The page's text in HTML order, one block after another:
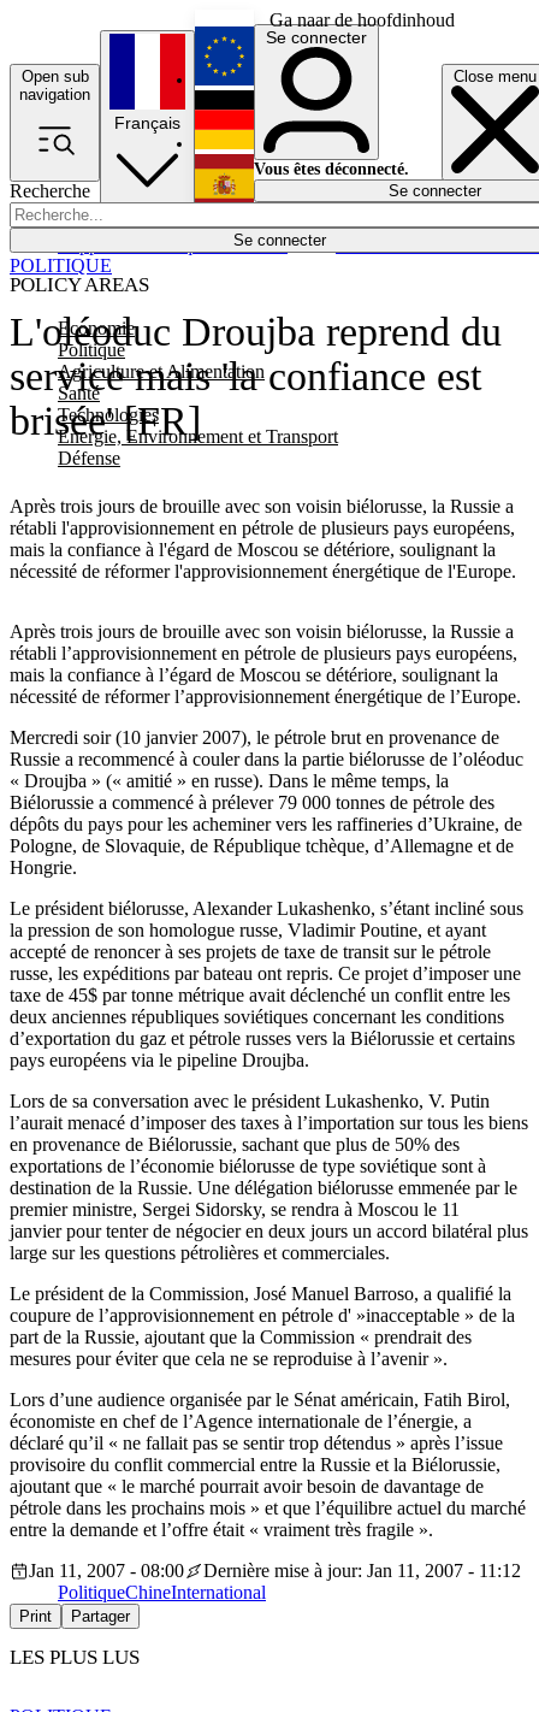
Ga naar de hoofdinhoud
Open sub
navigation
Close menu
Recherche
Se connecter
POLICY AREAS
Economie
Politique
Agriculture et Alimentation
Santé
Technologies
Energie, Environnement et Transport
Défense
Économie
Français
English
Deutsch
Español
Se connecter
Vous êtes déconnecté.
Se connecter
L'oléoduc Droujba reprend du
service mais 'la confiance est
brisée' [FR]
Après trois jours de brouille avec son voisin biélorusse, la Russie a
rétabli l'approvisionnement en pétrole de plusieurs pays européens,
mais la confiance à l'égard de Moscou se détériore, soulignant la
nécessité de réformer l'approvisionnement énergétique de l'Europe.
POLITIQUE
Après trois jours de brouille avec son voisin biélorusse, la Russie a
rétabli l’approvisionnement en pétrole de plusieurs pays européens,
mais la confiance à l’égard de Moscou se détériore, soulignant la
nécessité de réformer l’approvisionnement énergétique de l’Europe.
Mercredi soir (10 janvier 2007), le pétrole brut en provenance de
Russie a recommencé à couler dans la partie biélorusse de l’oléoduc
« Droujba » (« amitié » en russe). Dans le même temps, la
Biélorussie a commencé à prélever 79 000 tonnes de pétrole des
dépôts du pays pour les acheminer vers les raffineries d’Ukraine, de
Pologne, de Slovaquie, de République tchèque, d’Allemagne et de
Hongrie.
Le président biélorusse, Alexander Lukashenko, s’étant incliné sous
la pression de son homologue russe, Vladimir Poutine, et ayant
accepté de renoncer à ses projets de taxe de transit sur le pétrole
russe, les expéditions par bateau ont repris. Ce projet d’imposer une
taxe de 45$ par tonne métrique avait déclenché un conflit entre les
deux anciennes républiques soviétiques concernant les conditions
d’exportation du gaz et pétrole russes vers la Biélorussie et certains
pays européens via le pipeline Droujba.
Lors de sa conversation avec le président Lukashenko, V. Putin
l’aurait menacé d’imposer des taxes à l’importation sur tous les biens
en provenance de Biélorussie, sachant que plus de 50% des
exportations de l’économie biélorusse de type soviétique sont à
destination de la Russie. Une délégation biélorusse emmenée par le
premier ministre, Sergei Sidorsky, se rendra à Moscou le 11
janvier pour tenter de négocier en deux jours un accord bilatéral plus
large sur les questions pétrolières et commerciales.
Le président de la Commission, José Manuel Barroso, a qualifié la
coupure de l’approvisionnement en pétrole d' »inacceptable » de la
part de la Russie, ajoutant que la Commission « prendrait des
mesures pour éviter que cela ne se reproduise à l’avenir ».
Lors d’une audience organisée par le Sénat américain, Fatih Birol,
économiste en chef de l’Agence internationale de l’énergie, a
déclaré qu’il « ne fallait pas se sentir trop détendus » après l’issue
provisoire du conflit commercial entre la Russie et la Biélorussie,
ajoutant que « le marché pourrait avoir besoin de davantage de
pétrole dans les prochains mois » et que l’équilibre actuel du marché
entre la demande et l’offre était « vraiment très fragile ».
Jan 11, 2007 - 08:00
Dernière mise à jour: Jan 11, 2007 - 11:12
PolitiqueChineInternational
Print Partager
LES PLUS LUS